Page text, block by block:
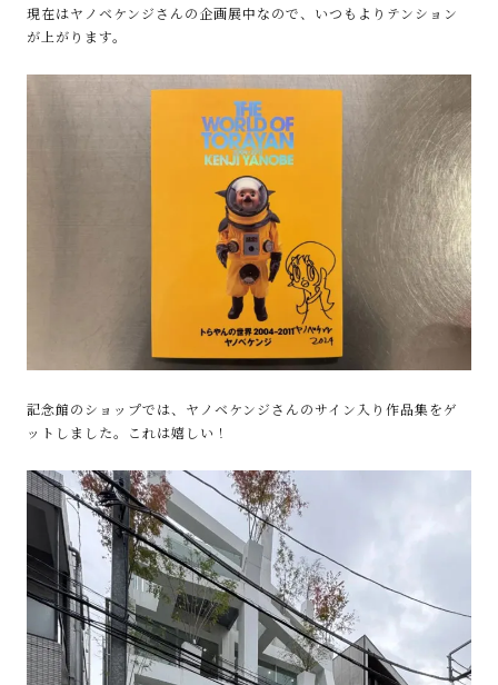
現在はヤノベケンジさんの企画展中なので、いつもよりテンション
が上がります。
記念館のショップでは、ヤノベケンジさんのサイン入り作品集をゲ
ットしました。これは嬉しい！